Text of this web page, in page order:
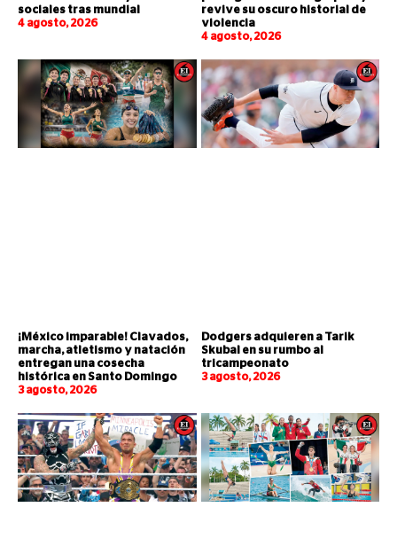
sociales tras mundial
4 agosto, 2026
revive su oscuro historial de
violencia
4 agosto, 2026
¡México imparable! Clavados,
marcha, atletismo y natación
entregan una cosecha
histórica en Santo Domingo
3 agosto, 2026
Dodgers adquieren a Tarik
Skubal en su rumbo al
tricampeonato
3 agosto, 2026